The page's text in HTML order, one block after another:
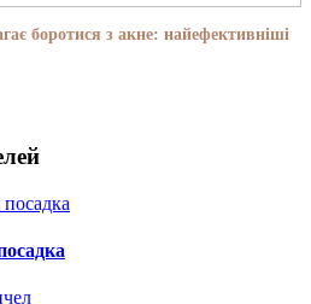
боротися з акне: найефективніші